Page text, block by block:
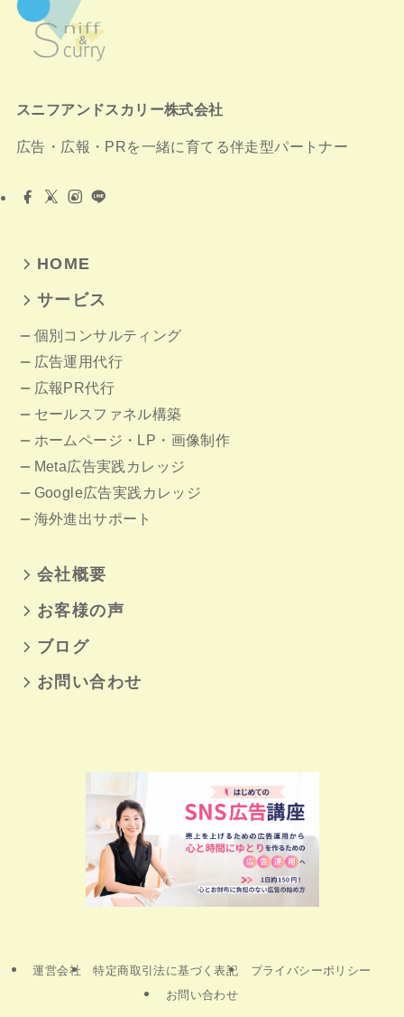
スニフアンドスカリー株式会社
広告・広報・PRを一緒に育てる伴走型パートナー
HOME
サービス
個別コンサルティング
広告運用代行
広報PR代行
セールスファネル構築
ホームページ ・LP・画像制作
Meta広告実践カレッジ
Google広告実践カレッジ
海外進出サポート
会社概要
お客様の声
ブログ
お問い合わせ
運営会社 特定商取引法に基づく表記
プライバシーポリシー
お問い合わせ